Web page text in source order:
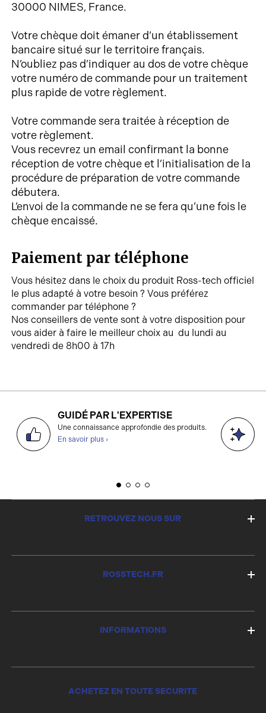
30000 NIMES, France.
Votre chèque doit émaner d’un établissement
bancaire situé sur le territoire français.
N’oubliez pas d’indiquer au dos de votre chèque
votre numéro de commande pour un traitement
plus rapide de votre règlement.
Votre commande sera traitée à réception de
votre règlement.
Vous recevrez un email confirmant la bonne
réception de votre chèque et l’initialisation de la
procédure de préparation de votre commande
débutera.
L’envoi de la commande ne se fera qu’une fois le
chèque encaissé.
Paiement par téléphone
Vous hésitez dans le choix du produit Ross-tech officiel
le plus adapté à votre besoin ? Vous préférez
commander par téléphone ?
Nos conseillers de vente sont à votre disposition pour
vous aider à faire le meilleur choix au du lundi au
vendredi de 8h00 à 17h
GUIDÉ PAR L'EXPERTISE
Une connaissance approfondie des produits.
En savoir plus ›
RETROUVEZ NOUS SUR
ROSSTECH.FR
INFORMATIONS
ACHETEZ EN TOUTE SECURITE